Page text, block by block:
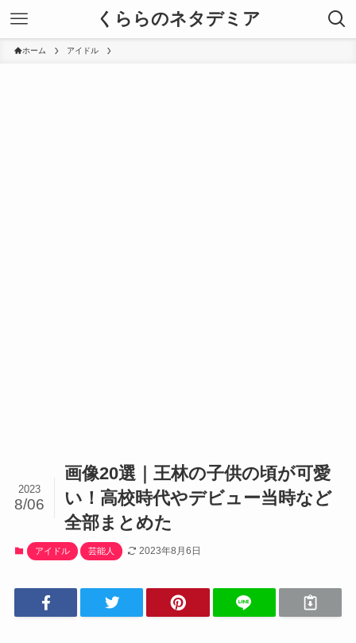
くららのネタデミア
ホーム アイドル
画像20選｜王林の子供の頃が可愛
い！高校時代やデビュー当時など
全部まとめた
2023
8/06
アイドル 芸能人 2023年8月6日